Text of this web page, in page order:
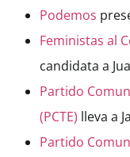
Podemos
Feministas al
candidata a
Partido
(PCTE) lleva a
Partido